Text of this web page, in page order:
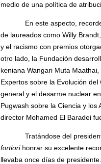
medio de una política de
En este aspecto,
de laureados como Willy
y el racismo con premios
otro lado, la Fundación
keniana Wangari Muta
Expertos sobre la Evolución
general y el desarme nuclear
Pugwash sobre la Ciencia y los
director Mohamed El Baradei
Tratándose del
fortiorihonrar su excelente
llevaba once días de